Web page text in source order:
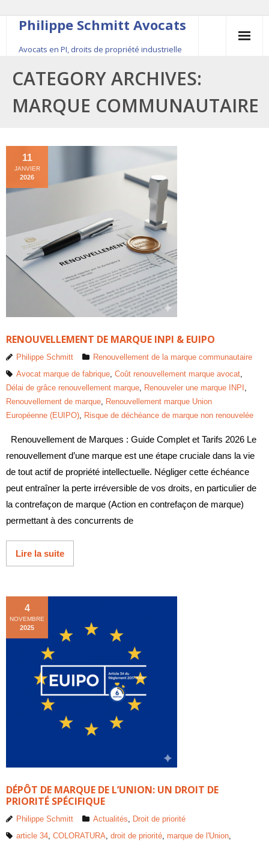
Philippe Schmitt Avocats
Avocats en PI, droits de propriété industrielle
45, rue Saint-Anne, 75001 Paris, +33 (0)1 84 16 35
54
Contact
Le fondateur
Publications
CATEGORY ARCHIVES:
MARQUE COMMUNAUTAIRE
RENOUVELLEMENT DE MARQUE INPI & EUIPO
11
JANVIER
2026
Philippe Schmitt
Renouvellement de la marque communautaire
Avocat marque de fabrique, Coût renouvellement marque avocat,
Délai de grâce renouvellement marque, Renouveler une marque INPI ,
Renouvellement de marque, Renouvellement marque Union
Européenne (EUIPO), Risque de déchéance de marque non renouvelée
Renouvellement de Marques : Guide Complet et Tarifs 2026 Le
renouvellement d’une marque est une étape cruciale dans la vie
de tout actif de propriété intellectuelle. Négliger cette échéance
peut entraîner la perte irréversible de vos droits, en particulier de
la contrefaçon de marque (Action en contrefaçon de marque)
permettant à des concurrents de
Lire la suite
DÉPÔT DE MARQUE DE L’UNION: UN DROIT DE
PRIORITÉ SPÉCIFIQUE
4
NOVEMBRE
2025
Philippe Schmitt Actualités, Droit de priorité
article 34, COLORATURA, droit de priorité, marque de l'Union,